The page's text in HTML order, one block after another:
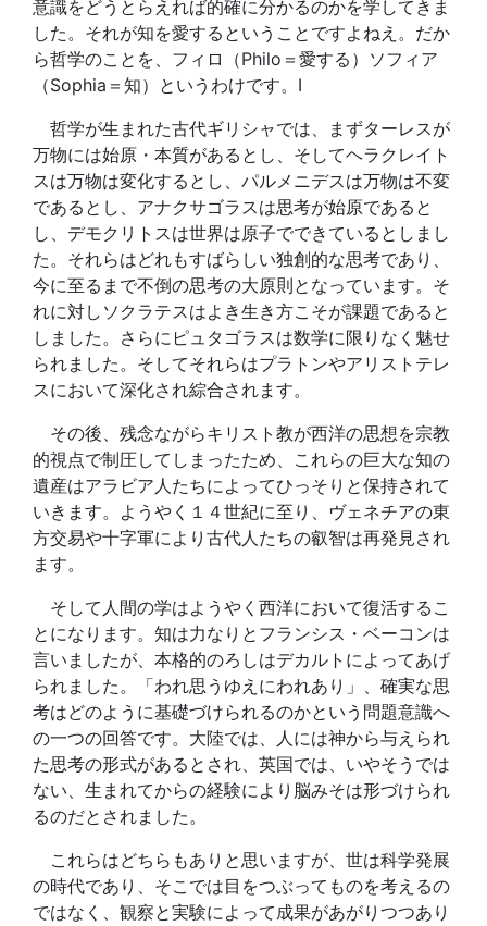
意識をどうとらえれば的確に分かるのかを学してきま
した。それが知を愛するということですよねえ。だか
ら哲学のことを、フィロ（Philo＝愛する）ソフィア
（Sophia＝知）というわけです。I
哲学が生まれた古代ギリシャでは、まずターレスが
万物には始原・本質があるとし、そしてヘラクレイト
スは万物は変化するとし、パルメニデスは万物は不変
であるとし、アナクサゴラスは思考が始原であると
し、デモクリトスは世界は原子でできているとしまし
た。それらはどれもすばらしい独創的な思考であり、
今に至るまで不倒の思考の大原則となっています。そ
れに対しソクラテスはよき生き方こそが課題であると
しました。さらにピュタゴラスは数学に限りなく魅せ
られました。そしてそれらはプラトンやアリストテレ
スにおいて深化され綜合されます。
その後、残念ながらキリスト教が西洋の思想を宗教
的視点で制圧してしまったため、これらの巨大な知の
遺産はアラビア人たちによってひっそりと保持されて
いきます。ようやく１４世紀に至り、ヴェネチアの東
方交易や十字軍により古代人たちの叡智は再発見され
ます。
そして人間の学はようやく西洋において復活するこ
とになります。知は力なりとフランシス・ベーコンは
言いましたが、本格的のろしはデカルトによってあげ
られました。「われ思うゆえにわれあり」、確実な思
考はどのように基礎づけられるのかという問題意識へ
の一つの回答です。大陸では、人には神から与えられ
た思考の形式があるとされ、英国では、いやそうでは
ない、生まれてからの経験により脳みそは形づけられ
るのだとされました。
これらはどちらもありと思いますが、世は科学発展
の時代であり、そこでは目をつぶってものを考えるの
ではなく、観察と実験によって成果があがりつつあり